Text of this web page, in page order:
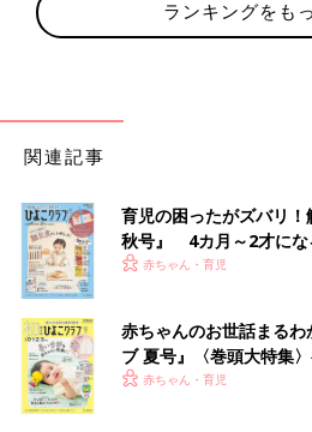
ランキングをも
関連記事
育児の困ったがズバリ
秋号』 4カ月～2才にな
いっぱい！
赤ちゃん・育児
赤ちゃんのお世話まる
ブ 夏号』〈巻頭大特集
く！ おっぱい・ミルク
赤ちゃん・育児